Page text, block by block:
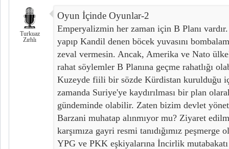
Turkuaz
Zırhlı
Oyun İçinde Oyunlar-2
Emperyalizmin her zaman için B Planı
yapıp Kandil denen böcek yuvasını
zeval vermesin. Ancak, Amerika ve Nato
rahat söylemler B Planına geçme rahatlığı
Kuzeyde fiili bir sözde Kürdistan kurulduğu
zamanda Suriye'ye kaydırılması bir plan
gündeminde olabilir. Zaten bizim devlet
Barzani muhatap alınmıyor mu? Ziyaret
karşımıza gayri resmi tanıdığımız peşmerge
YPG ve PKK eşkiyalarına İncirlik